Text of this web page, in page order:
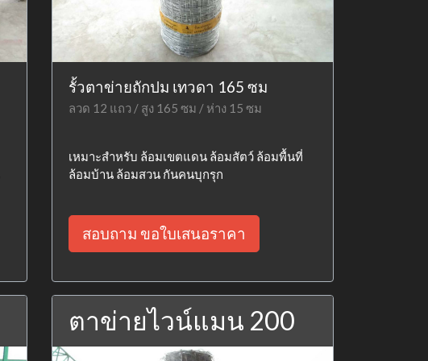
รั้วตาข่ายถักปม เทวดา 165 ซม
ลวด 12 แถว / สูง 165 ซม / ห่าง 15 ซม
เหมาะสำหรับ ล้อมเขตแดน ล้อมสัตว์ ล้อมพื้นที่
ล้อมบ้าน ล้อมสวน กันคนบุกรุก
สอบถาม ขอใบเสนอราคา
ตาข่ายไวน์แมน 200